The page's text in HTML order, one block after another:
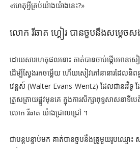
«ហេតុអ្វីគ្រប់យ៉ាងយ៉ាងនេះ?»
លោក រីឆាត ហ្គៀរ បានចួបនឹងសម្ដេចស
ដោយសារហេតុផលនោះ គាត់បានចាប់ផ្ដើមអានសៀវ
ដើម្បីស្វែងរកចម្លើយ ហើយសៀវភៅនានារដែល
វេន្តស៍ (Walter Evans-Wentz) ដែលជានរវិទូ ដ
ត្រួសត្រាយផ្លូវមុនគេ ក្នុងការសិក្សាពុទ្ធសាសនាទី
លោក រីឆាត យ៉ាងជ្រាលជ្រៅ ។
ជាបន្តបន្ទាប់មក គាត់បានចួបនឹងគ្រូមួយរូបឈ្មោះ